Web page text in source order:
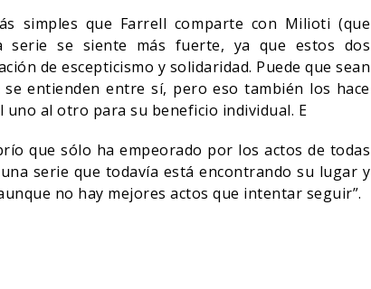
simples que Farrell comparte con Milioti (que
serie se siente más fuerte, ya que estos dos
de escepticismo y solidaridad. Puede que sean
entienden entre sí, pero eso también los hace
uno al otro para su beneficio individual. E
que sólo ha empeorado por los actos de todas
serie que todavía está encontrando su lugar y
no hay mejores actos que intentar seguir”.